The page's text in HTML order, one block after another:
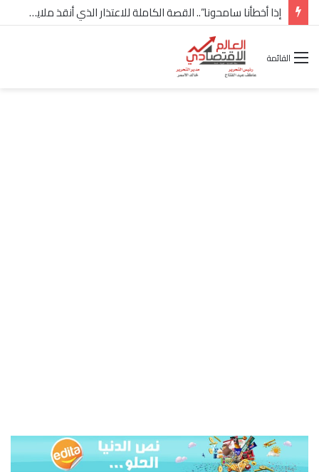
شركة “Scope Developments” تعلن تولي أحمد كمال عيسى منصب الرئيس التنفيذي للقطاع التجاري
القائمة